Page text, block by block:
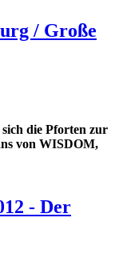
/ Große
sich die Pforten zur
von WISDOM,
- Der